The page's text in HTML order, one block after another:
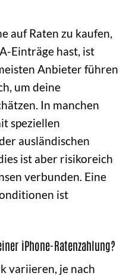
auf Raten zu kaufen,
Einträge hast, ist
Anbieter führen
um deine
In manchen
speziellen
ausländischen
ist aber risikoreich
verbunden. Eine
ist
iPhone-Ratenzahlung?
variieren, je nach